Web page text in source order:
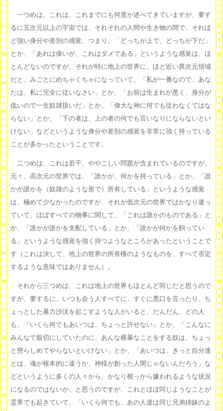
一つめは、これは、これまでにも何度か述べてきていますが、要す
るに五次元以上の宇宙では、それぞれの人間や生き物の間で、それほ
ど強い身分や差別の感覚、つまり、「どっちが上で、どっちが下だ」
とか、「あれは偉いが、これはダメである」というような感覚は、ほ
とんどないのですが、それが特に地上の世界に、ほど近い異次元領域
だと、みごとにめちゃくちゃになっていて、「私が一番なので、あな
たは、私に完全に従いなさい」とか、「お前は生まれが悪く、身分が
低いので一生奴隷扱いだ」とか、「偉大な神に何でも従わなくてはな
らない」とか、「下の者は、上の者の何でも言いなりにならないとい
けない」などというような身分や差別の感覚を非常に強く持っている
ことが多かったということです。
二つめは、これは若干、ややこしい問題が含まれているのですが、
元々、高次元の世界では、「誰かが、何かを持っている」とか、「誰
かが誰かを（奴隷のような形で）所有している」というような感覚
は、極めて少なかったのですが、それが低次元の世界ではかなり違っ
ていて、ほぼすべての物事に関して、「これは誰かのものである」と
か、「誰かが誰かを支配している」とか、「誰かが何かを飼ってい
る」というような感覚を強く持つようなところがあったということで
す（これは決して、地上の世界の所有権のようなものを、すべて否定
するような意味ではありません）。
それから三つめは、これは地上の世界もほとんど同じだと思うので
すが、要するに、いつも会う人すべてに、すぐに悪口を言ったり、ち
ょっとした暴力沙汰を起こすような人がいると、だんだん、どの人
も、「いくら何でもあいつは、ちょっと許せない」とか、「こんなに
みんなで親切にしていたのに、あんな横暴なことをする奴は、ちょっ
と懲らしめてやらないといけない」とか、「あいつは、きっと自分達
とは、魂が根本的に違うか、神様が創った人間じゃないんだろう」な
どというように多くの人々から、かなり根っから嫌われるような状況
になるのではないか、と思うのですが、これとほぼ同じようなことが
霊界でも起きていて、「いくら何でも、あの人達は同じ兄弟姉妹のよ